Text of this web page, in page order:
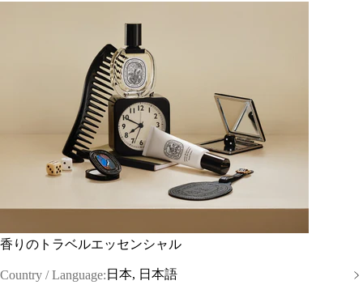
香りのトラベルエッセンシャル
Country / Language: 日本, 日本語